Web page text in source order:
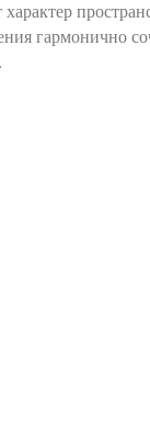
гармонично